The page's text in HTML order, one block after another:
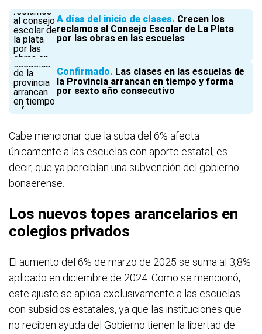
A días del inicio de clases Crecen los
reclamos al Consejo Escolar de La Plata
por las obras en las escuelas
Confirmado Las clases en las escuelas de
la Provincia arrancan en tiempo y forma
por sexto año consecutivo
Cabe mencionar que la suba del 6% afecta
únicamente a las escuelas con aporte estatal, es
decir, que ya percibían una subvención del gobierno
bonaerense.
Los nuevos topes arancelarios en
colegios privados
El aumento del 6% de marzo de 2025 se suma al 3,8%
aplicado en diciembre de 2024. Como se mencionó,
este ajuste se aplica exclusivamente a las escuelas
con subsidios estatales, ya que las instituciones que
no reciben ayuda del Gobierno tienen la libertad de